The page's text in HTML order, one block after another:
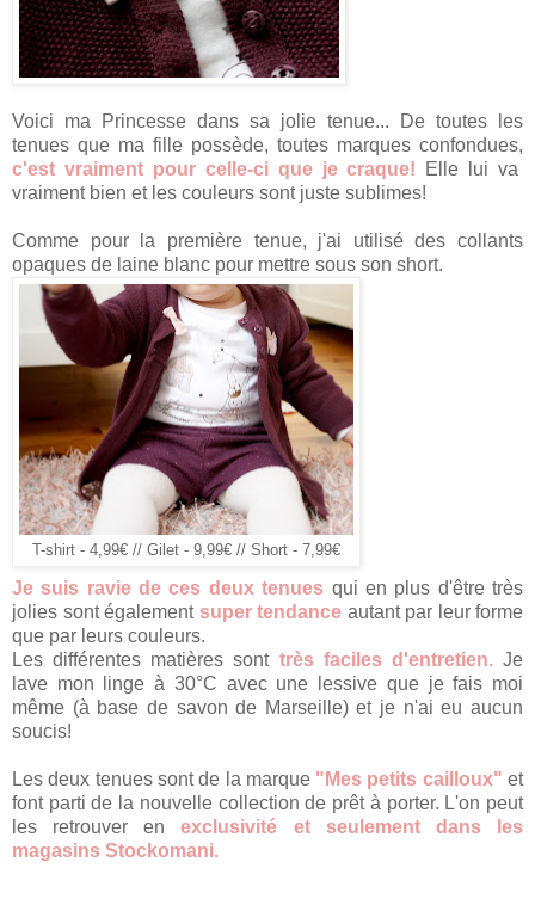
Voici ma Princesse dans sa jolie tenue... De toutes les
tenues que ma fille possède, toutes marques confondues,
c'est vraiment pour celle-ci que je craque! Elle lui va
vraiment bien et les couleurs sont juste sublimes!
Comme pour la première tenue, j'ai utilisé des collants
opaques de laine blanc pour mettre sous son short.
T-shirt - 4,99€ // Gilet - 9,99€ // Short - 7,99€
Je suis ravie de ces deux tenues qui en plus d'être très
jolies sont également super tendance autant par leur forme
que par leurs couleurs.
Les différentes matières sont très faciles d'entretien.Je
lave mon linge à 30°C avec une lessive que je fais moi
même (à base de savon de Marseille) et je n'ai eu aucun
soucis!
Les deux tenues sont de la marque "Mes petits cailloux" et
font parti de la nouvelle collection de prêt à porter. L'on peut
les retrouver enexclusivité et seulement dans les
magasins Stockomani.